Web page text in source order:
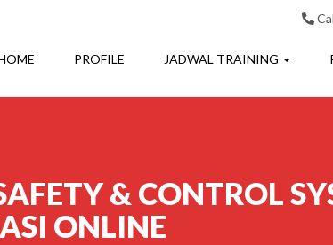
PROFILE JADWAL TRAINING
& CONTROL
ONLINE